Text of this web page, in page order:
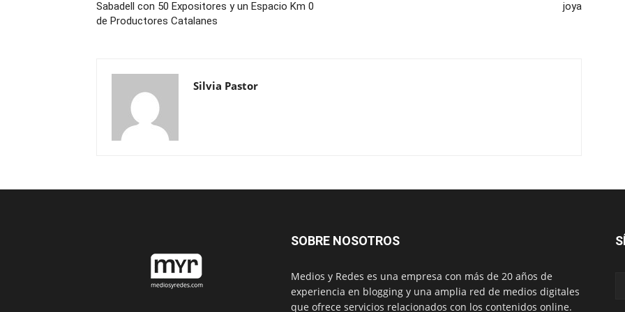
Sabadell con 50 Expositores y un Espacio Km 0
de Productores Catalanes
joya
Silvia Pastor
SOBRE NOSOTROS
Medios y Redes es una empresa con más de 20 años de
experiencia en blogging y una amplia red de medios digitales
que ofrece servicios relacionados con los contenidos online.